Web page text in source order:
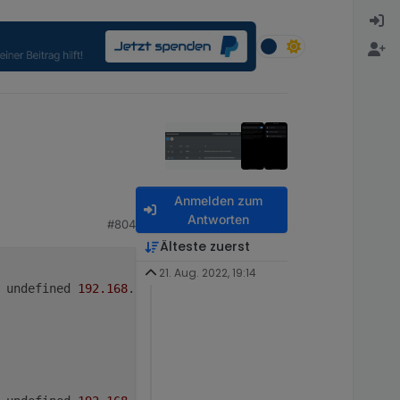
#804
192.168.
Anmelden zum
Antworten
Älteste zuerst
21. Aug. 2022, 19:14